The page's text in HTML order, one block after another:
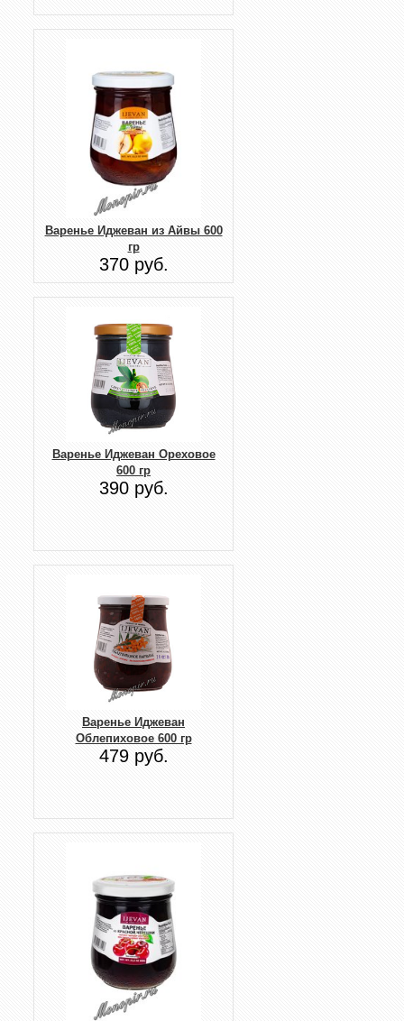
Варенье Иджеван из Айвы 600
гр
370 руб.
Варенье Иджеван Ореховое
600 гр
390 руб.
Варенье Иджеван
Облепиховое 600 гр
479 руб.